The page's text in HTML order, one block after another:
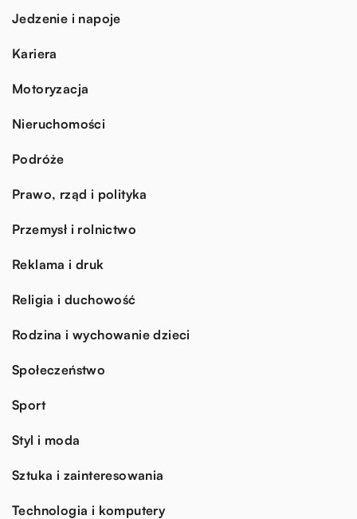
Jedzenie i napoje
Kariera
Motoryzacja
Nieruchomości
Podróże
Prawo, rząd i polityka
Przemysł i rolnictwo
Reklama i druk
Religia i duchowość
Rodzina i wychowanie dzieci
Społeczeństwo
Sport
Styl i moda
Sztuka i zainteresowania
Technologia i komputery